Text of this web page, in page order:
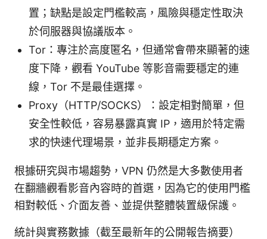
置；缺點是設定門檻較高，風險與穩定性取決
於伺服器與協議版本。
Tor：專注於高度匿名，但通常會帶來顯著的速
度下降，觀看 YouTube 等影音需要穩定的連
線，Tor 不是最佳選擇。
Proxy（HTTP/SOCKS）：設定相對簡單，但
安全性較低，容易暴露真實 IP，適用於特定需
求的快速代理場景，並非長期穩定方案。
根據研究與市場趨勢，VPN 仍然是大多數使用者
在翻牆觀看影音內容時的首選，因為它的使用門檻
相對較低、介面友善、並提供整體裝置級保護。
統計與實務數據（截至最新年的公開報告摘要）